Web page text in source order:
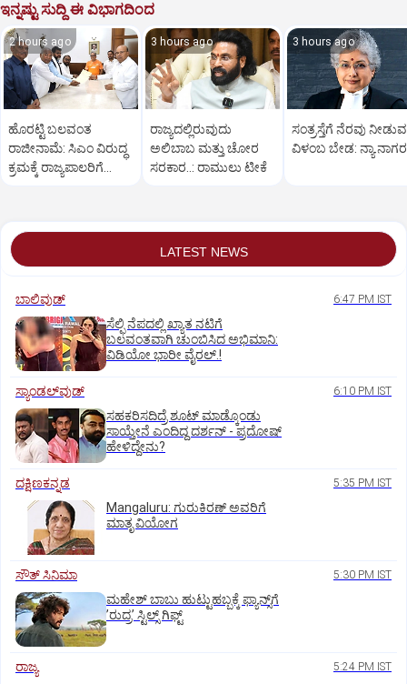
ಇನ್ನಷ್ಟು ಸುದ್ದಿ ಈ ವಿಭಾಗದಿಂದ
2 hours ago
ಹೊರಟ್ಟಿ ಬಲವಂತ
ರಾಜೀನಾಮೆ: ಸಿಎಂ ವಿರುದ್ಧ
ಕ್ರಮಕ್ಕೆ ರಾಜ್ಯಪಾಲರಿಗೆ
3 hours ago
ರಾಜ್ಯದಲ್ಲಿರುವುದು
ಅಲಿಬಾಬ ಮತ್ತು ಚೋರ
ಸರಕಾರ..: ರಾಮುಲು ಟೀಕೆ
3 hours ago
ಸಂತ್ರಸ್ತೆಗೆ ನೆರವು
ವಿಳಂಬ ಬೇಡ:
LATEST NEWS
ಬಾಲಿವುಡ್‌ 6:47 PM IST
ಸೆಲ್ಫಿ ನೆಪದಲ್ಲಿ ಖ್ಯಾತ ನಟಿಗೆ
ಬಲವಂತವಾಗಿ ಚುಂಬಿಸಿದ ಅಭಿಮಾನಿ:
ವಿಡಿಯೋ ಭಾರೀ ವೈರಲ್.!
ಸ್ಯಾಂಡಲ್‌ವುಡ್‌ 6:10 PM IST
ಸಹಕರಿಸದಿದ್ರೆ ಶೂಟ್‌ ಮಾಡ್ಕೊಂಡು
ಸಾಯ್ತೇನೆ ಎಂದಿದ್ದ ದರ್ಶನ್‌ - ಪ್ರದೋಷ್‌
ಹೇಳಿದ್ದೇನು?
ದಕ್ಷಿಣಕನ್ನಡ 5:35 PM IST
Mangaluru: ಗುರುಕಿರಣ್ ಅವರಿಗೆ
ಮಾತೃ ವಿಯೋಗ
ಸೌತ್‌ ಸಿನಿಮಾ 5:30 PM IST
ಮಹೇಶ್‌ ಬಾಬು ಹುಟ್ಟುಹಬ್ಬಕ್ಕೆ ಫ್ಯಾನ್ಸ್‌ಗೆ
ʼರುದ್ರʼ ಸ್ಟಿಲ್ಸ್‌ ಗಿಫ್ಟ್
ರಾಜ್ಯ 5:24 PM IST